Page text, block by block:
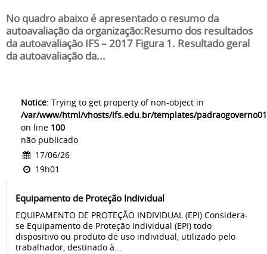
No quadro abaixo é apresentado o resumo da
autoavaliação da organização:Resumo dos resultados
da autoavaliação IFS – 2017 Figura 1. Resultado geral
da autoavaliação da...
Notice: Trying to get property of non-object in
/var/www/html/vhosts/ifs.edu.br/templates/
on line 100
não publicado
17/06/26
19h01
Equipamento de Proteção Individual
EQUIPAMENTO DE PROTEÇÃO INDIVIDUAL (EPI) Considera-
se Equipamento de Proteção Individual (EPI) todo
dispositivo ou produto de uso individual, utilizado pelo
trabalhador, destinado à...